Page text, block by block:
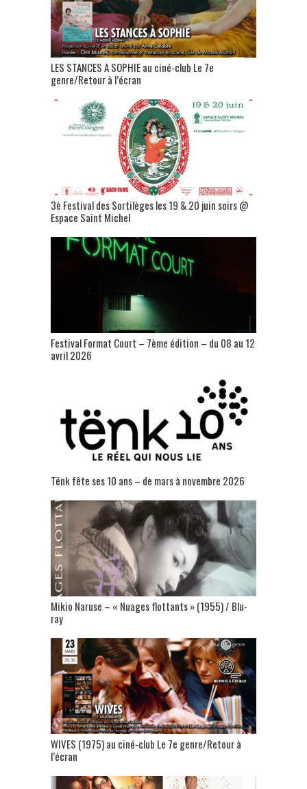
LES STANCES A SOPHIE au ciné-club Le 7e
genre/Retour à l’écran
3è Festival des Sortilèges les 19 & 20 juin soirs @
Espace Saint Michel
Festival Format Court – 7ème édition – du 08 au 12
avril 2026
Tënk fête ses 10 ans – de mars à novembre 2026
Mikio Naruse – « Nuages flottants » (1955) / Blu-
ray
WIVES (1975) au ciné-club Le 7e genre/Retour à
l’écran